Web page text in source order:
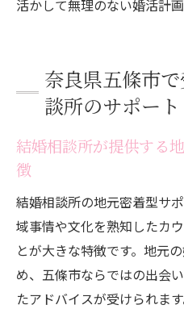
活かして無理のない婚活計画
奈良県五條市
談所のサポート
結婚相談所が提供する
徴
結婚相談所の地元密着型サ
域事情や文化を熟知したカ
とが大きな特徴です。地元
め、五條市ならではの出会
たアドバイスが受けられま